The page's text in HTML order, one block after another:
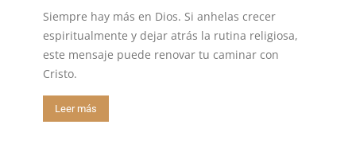
Siempre hay más en Dios. Si anhelas crecer
espiritualmente y dejar atrás la rutina religiosa,
este mensaje puede renovar tu caminar con
Cristo.
Leer más